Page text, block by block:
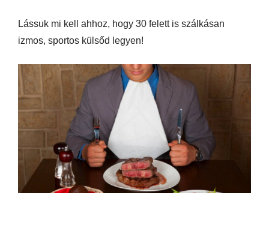
Lássuk mi kell ahhoz, hogy 30 felett is szálkásan
izmos, sportos külsőd legyen!